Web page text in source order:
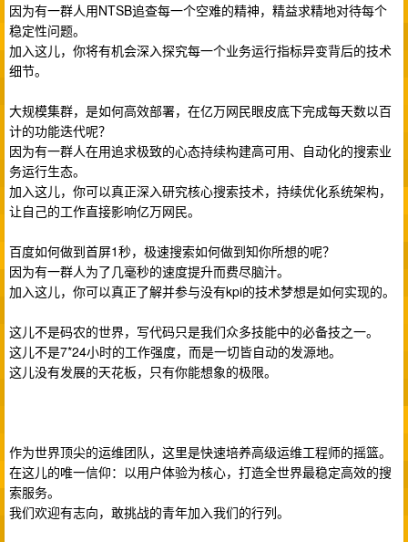
因为有一群人用NTSB追查每一个空难的精神，精益求精地对待每个
稳定性问题。
加入这儿，你将有机会深入探究每一个业务运行指标异变背后的技术
细节。
大规模集群，是如何高效部署，在亿万网民眼皮底下完成每天数以百
计的功能迭代呢？
因为有一群人在用追求极致的心态持续构建高可用、自动化的搜索业
务运行生态。
加入这儿，你可以真正深入研究核心搜索技术，持续优化系统架构，
让自己的工作直接影响亿万网民。
百度如何做到首屏1秒，极速搜索如何做到知你所想的呢？
因为有一群人为了几毫秒的速度提升而费尽脑汁。
加入这儿，你可以真正了解并参与没有kpi的技术梦想是如何实现的。
这儿不是码农的世界，写代码只是我们众多技能中的必备技之一。
这儿不是7*24小时的工作强度，而是一切皆自动的发源地。
这儿没有发展的天花板，只有你能想象的极限。
作为世界顶尖的运维团队，这里是快速培养高级运维工程师的摇篮。
在这儿的唯一信仰：以用户体验为核心，打造全世界最稳定高效的搜
索服务。
我们欢迎有志向，敢挑战的青年加入我们的行列。